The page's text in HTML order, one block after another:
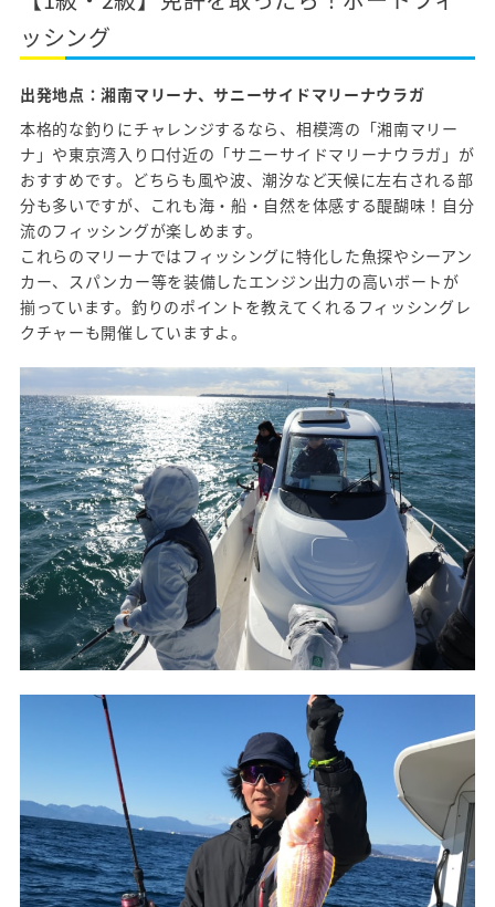
ッシング
出発地点：湘南マリーナ、サニーサイドマリーナウラガ
本格的な釣りにチャレンジするなら、相模湾の「湘南マリー
ナ」や東京湾入り口付近の「サニーサイドマリーナウラガ」が
おすすめです。どちらも風や波、潮汐など天候に左右される部
分も多いですが、これも海・船・自然を体感する醍醐味！自分
流のフィッシングが楽しめます。
これらのマリーナではフィッシングに特化した魚探やシーアン
カー、スパンカー等を装備したエンジン出力の高いボートが
揃っています。釣りのポイントを教えてくれるフィッシングレ
クチャーも開催していますよ。